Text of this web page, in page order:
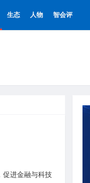
生态 人物 智会评
促进金融与科技